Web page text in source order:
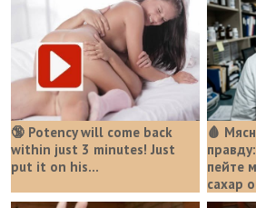
🔞 Potency will come back
within just 3 minutes! Just
put it on his…
🩸
пейте
сахар